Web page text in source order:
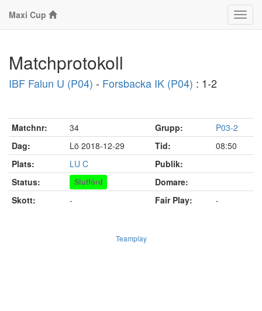
Maxi Cup
Matchprotokoll
IBF Falun U (P04) - Forsbacka IK (P04) : 1-2
Matchnr: 34 Grupp:
P03-2
Dag:
Lö 2018-12-29 Tid:
08:50
Plats:
LU C
Publik:
Status:
Slutförd
Domare:
Skott:
- Fair Play: -
Teamplay